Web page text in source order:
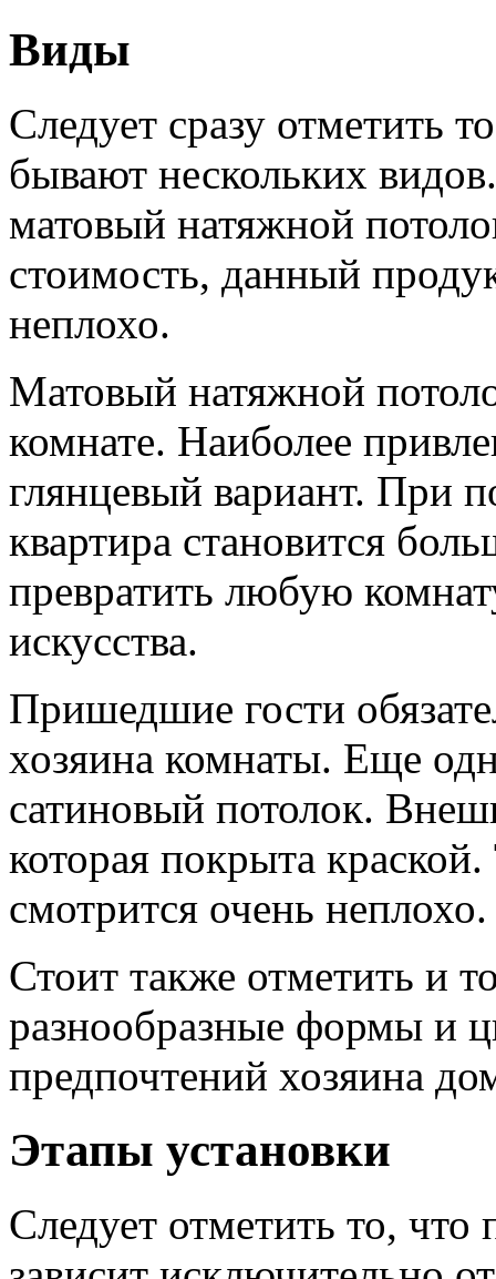
Виды
Следует сразу отметить
бывают нескольких
матовый натяжной
стоимость, данный
неплохо.
Матовый натяжной
комнате. Наиболее
глянцевый вариант. При
квартира становится
превратить любую
искусства.
Пришедшие гости
хозяина комнаты. Еще
сатиновый потолок.
которая покрыта
смотрится очень неплохо.
Стоит также отметить и
разнообразные формы и
предпочтений хозяина
Этапы установки
Следует отметить то, что